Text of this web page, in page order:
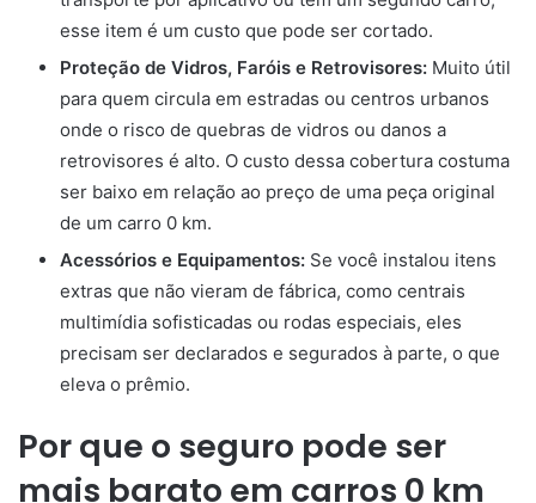
esse item é um custo que pode ser cortado.
Proteção de Vidros, Faróis e Retrovisores: Muito útil
para quem circula em estradas ou centros urbanos
onde o risco de quebras de vidros ou danos a
retrovisores é alto. O custo dessa cobertura costuma
ser baixo em relação ao preço de uma peça original
de um carro 0 km.
Acessórios e Equipamentos: Se você instalou itens
extras que não vieram de fábrica, como centrais
multimídia sofisticadas ou rodas especiais, eles
precisam ser declarados e segurados à parte, o que
eleva o prêmio.
Por que o seguro pode ser
mais barato em carros 0 km